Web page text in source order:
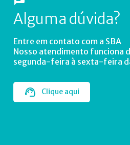
Alguma dúvida?
Entre em contato com a SBA
Nosso atendimento funciona
segunda-feira à sexta-feira
Clique aqui